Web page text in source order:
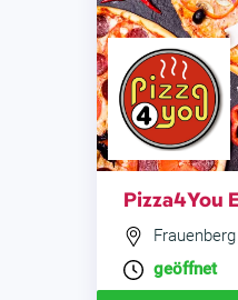
Pizza4You
geöffnet